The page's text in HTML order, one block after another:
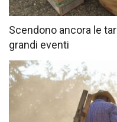
Scendono ancora le
grandi eventi